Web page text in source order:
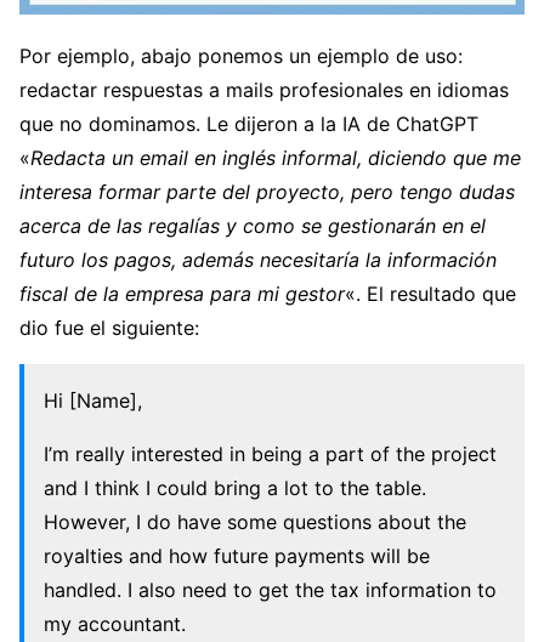
Por ejemplo, abajo ponemos un ejemplo de uso:
redactar respuestas a mails profesionales en idiomas
que no dominamos. Le dijeron a la IA de ChatGPT
«Redacta un email en inglés informal, diciendo que me
interesa formar parte del proyecto, pero tengo dudas
acerca de las regalías y como se gestionarán en el
futuro los pagos, además necesitaría la información
fiscal de la empresa para mi gestor«. El resultado que
dio fue el siguiente:
Hi [Name],
I’m really interested in being a part of the project
and I think I could bring a lot to the table.
However, I do have some questions about the
royalties and how future payments will be
handled. I also need to get the tax information to
my accountant.